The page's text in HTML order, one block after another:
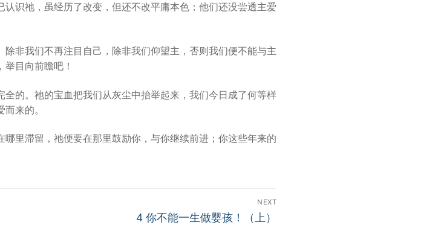
识祂，虽经历了改变，但还不改平庸本色；他们还没尝透主爱
非我们不再注目自己，除非我们仰望主，否则我们便不能与主
目向前瞻吧！
的。祂的宝血把我们从灰尘中抬举起来，我们今日成了何等样
来的。
里滞留，祂便要在那里鼓励你，与你继续前进；你这些年来的
NEXT
Next
4 你不能一生做婴孩！（上）